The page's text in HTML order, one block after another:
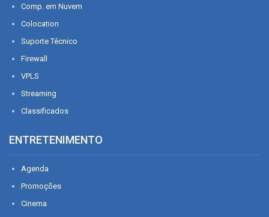
Comp. em Nuvem
Colocation
Suporte Técnico
Firewall
VPLS
Streaming
Classificados
ENTRETENIMENTO
Agenda
Promoções
Cinema